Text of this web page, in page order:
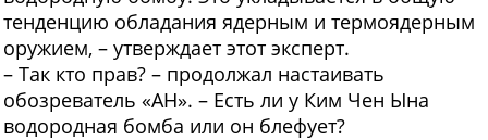
тенденцию обладания ядерным и термоядерным
оружием, – утверждает этот эксперт.
– Так кто прав? – продолжал настаивать
обозреватель «АН». – Есть ли у Ким Чен Ына
водородная бомба или он блефует?